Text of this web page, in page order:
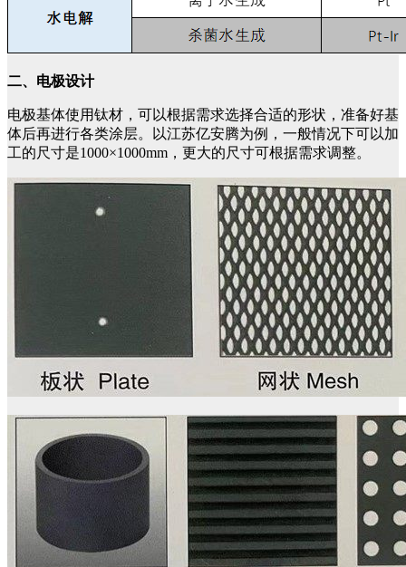
二、电极设计
电极基体使用钛材，可以根据需求选择合适的形状，准备好基
体后再进行各类涂层。以江苏亿安腾为例，一般情况下可以加
工的尺寸是1000×1000mm，更大的尺寸可根据需求调整。